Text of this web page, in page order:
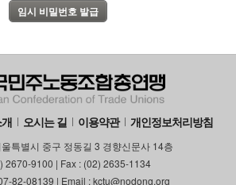
오시는 길 이용약관 개인정보처리방침
특별시 중구 정동길 3 경향신문사 14층
2670-9100 | Fax : (02) 2635-1134
82-08139 | Email : kctu@nodong.org